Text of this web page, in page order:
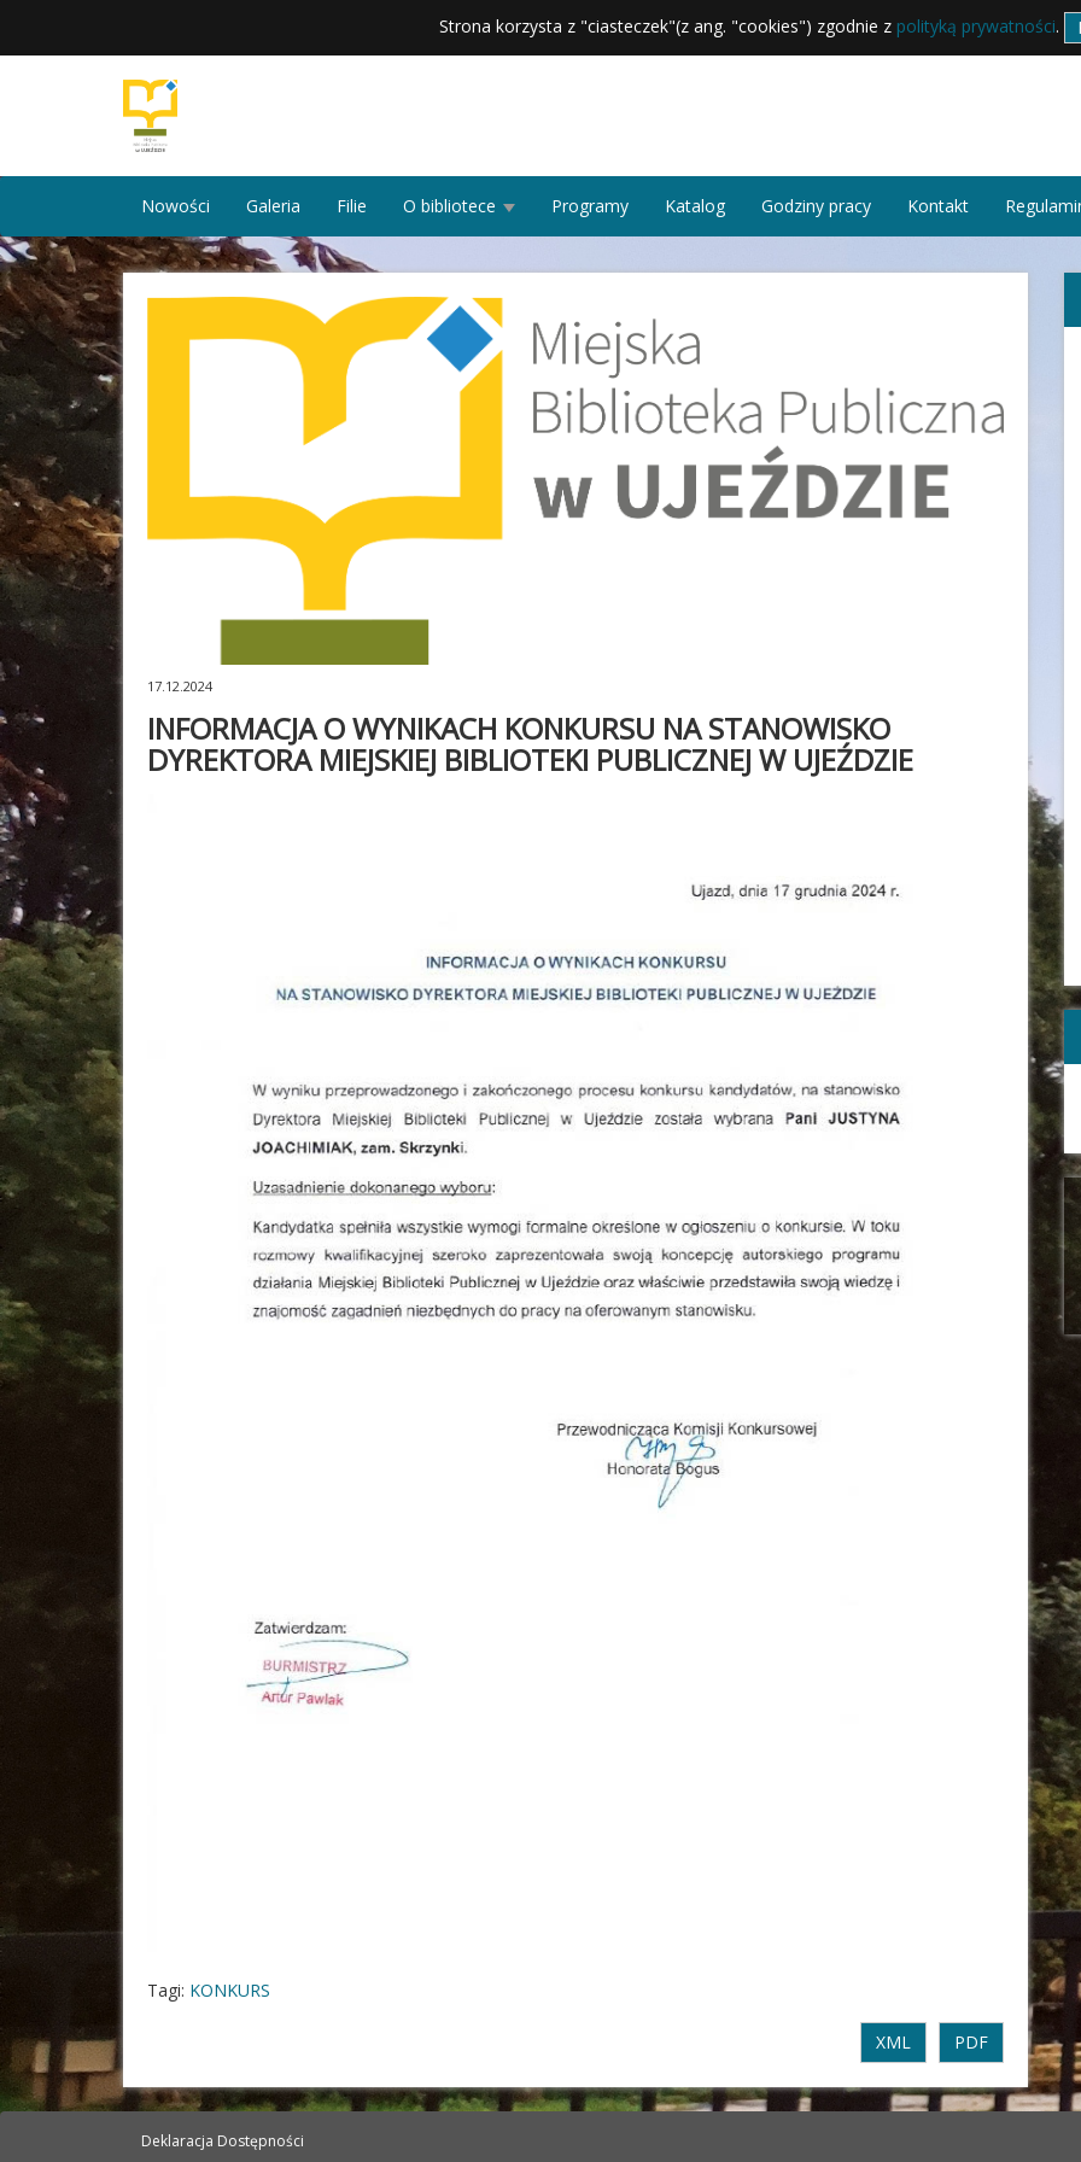
Strona korzysta z "ciasteczek"(z ang. "cookies") zgodnie z polityką prywatności.
Nowości Galeria Filie O bibliotece Programy Katalog Godziny pracy Kontakt
17.12.2024
INFORMACJA O WYNIKACH KONKURSU NA STANOWISKO
DYREKTORA MIEJSKIEJ BIBLIOTEKI PUBLICZNEJ W UJEŹDZIE
Tagi: KONKURS
PDF
XML
Deklaracja Dostępności